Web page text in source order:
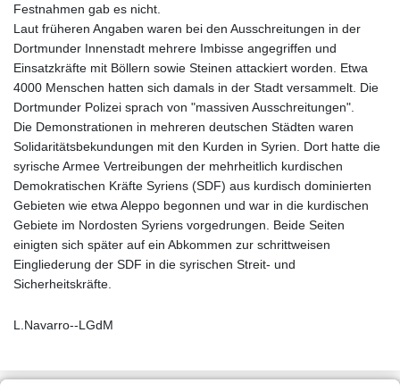
Festnahmen gab es nicht.
Laut früheren Angaben waren bei den Ausschreitungen in der
Dortmunder Innenstadt mehrere Imbisse angegriffen und
Einsatzkräfte mit Böllern sowie Steinen attackiert worden. Etwa
4000 Menschen hatten sich damals in der Stadt versammelt. Die
Dortmunder Polizei sprach von "massiven Ausschreitungen".
Die Demonstrationen in mehreren deutschen Städten waren
Solidaritätsbekundungen mit den Kurden in Syrien. Dort hatte die
syrische Armee Vertreibungen der mehrheitlich kurdischen
Demokratischen Kräfte Syriens (SDF) aus kurdisch dominierten
Gebieten wie etwa Aleppo begonnen und war in die kurdischen
Gebiete im Nordosten Syriens vorgedrungen. Beide Seiten
einigten sich später auf ein Abkommen zur schrittweisen
Eingliederung der SDF in die syrischen Streit- und
Sicherheitskräfte.
L.Navarro--LGdM